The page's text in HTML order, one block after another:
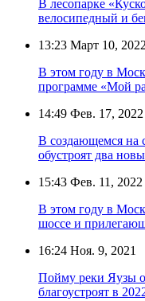
В лесопарке
велосипедный и
13:23 Март 10, 2022
В этом году в
программе «Мой
14:49 Фев. 17, 2022
В создающемся на
обустроят два
15:43 Фев. 11, 2022
В этом году в
шоссе и
16:24 Ноя. 9, 2021
Пойму реки Яузы
благоустроят в